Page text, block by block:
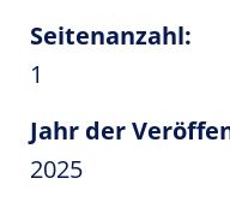
Seitenanzahl:
1
Jahr der
2025